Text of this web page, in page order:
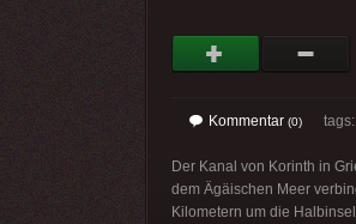
Kommentar (0)
Der Kanal von Korinth in
dem Ägäischen Meer
Kilometern um die